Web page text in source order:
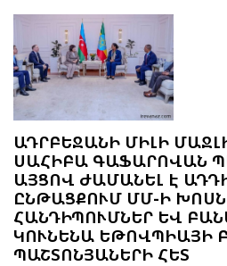
ԱԴՐԲԵՋԱՆԻ ՄԻԼԻ
ՍԱՀԻԲԱ ԳԱՖԱՐՈՎԱՆ
ԱՅՑՈՎ ԺԱՄԱՆԵԼ Է
ԸՆԹԱՑՔՈՒՄ ՄՄ-Ի
ՀԱՆԴԻՊՈՒՄՆԵՐ ԵՎ
ԿՈՒՆԵՆԱ ԵԹՈՎՊԻԱՅԻ
ՊԱՇՏՈՆՅԱՆԵՐԻ ՀԵՏ